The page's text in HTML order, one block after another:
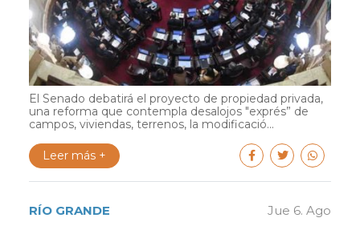
El Senado debatirá el proyecto de propiedad privada,
una reforma que contempla desalojos "exprés” de
campos, viviendas, terrenos, la modificació...
Leer más +
RÍO GRANDE Jue 6. Ago